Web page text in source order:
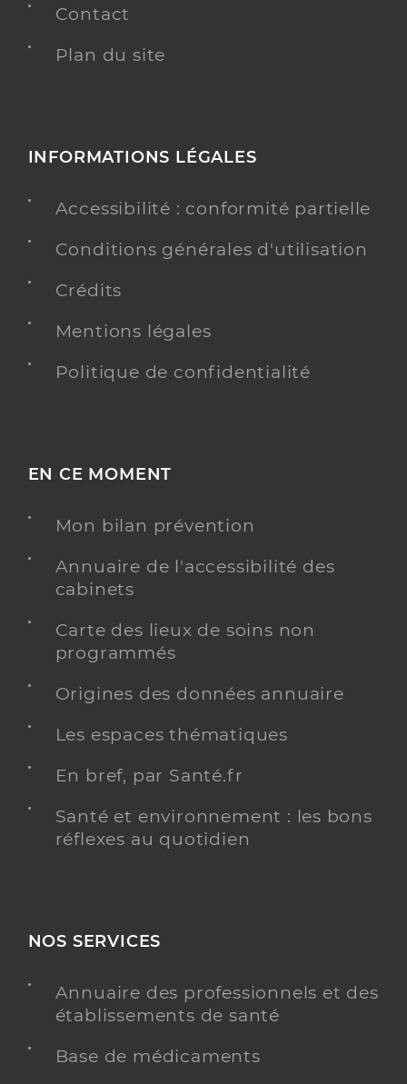
Contact
Plan du site
INFORMATIONS LÉGALES
Accessibilité : conformité partielle
Conditions générales d'utilisation
Crédits
Mentions légales
Politique de confidentialité
EN CE MOMENT
Mon bilan prévention
Annuaire de l'accessibilité des
cabinets
Carte des lieux de soins non
programmés
Origines des données annuaire
Les espaces thématiques
En bref, par Santé.fr
Santé et environnement : les bons
réflexes au quotidien
NOS SERVICES
Annuaire des professionnels et des
établissements de santé
Base de médicaments